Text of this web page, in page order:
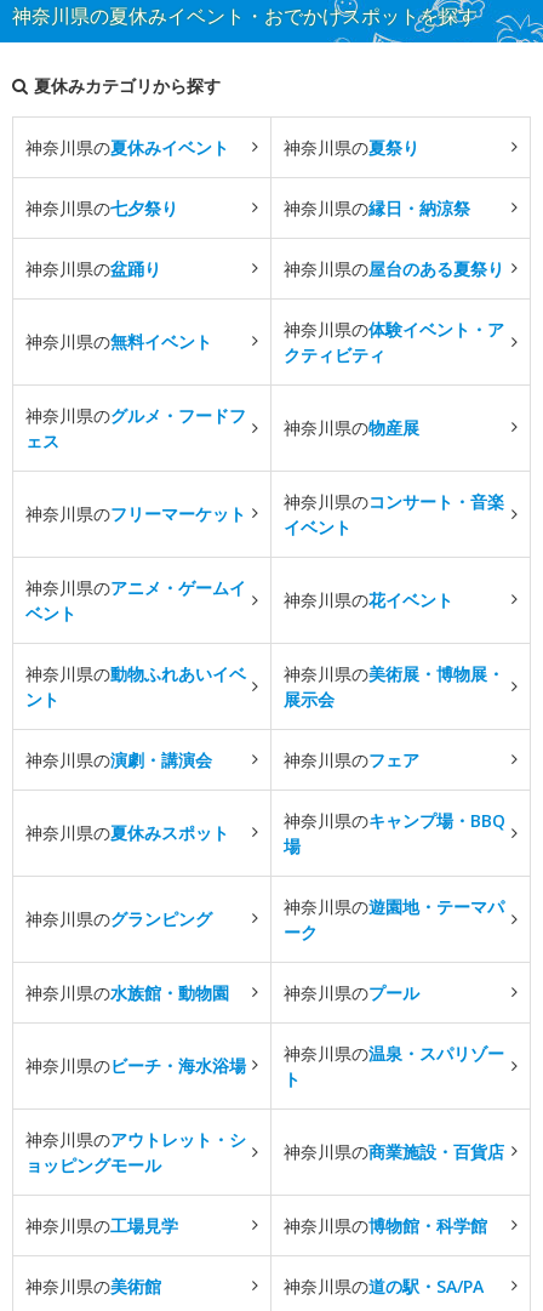
神奈川県の夏休みイベント・おでかけスポットを探す
夏休みカテゴリから探す
神奈川県の夏休みイベント 神奈川県の夏祭り
神奈川県の七夕祭り 神奈川県の縁日・納涼祭
神奈川県の盆踊り 神奈川県の屋台のある夏祭り
神奈川県の無料イベント
神奈川県の体験イベント・ア
クティビティ
神奈川県のグルメ・フードフ
ェス
神奈川県の物産展
神奈川県のフリーマーケット
神奈川県のコンサート・音楽
イベント
神奈川県のアニメ・ゲームイ
ベント
神奈川県の花イベント
神奈川県の動物ふれあいイベ
ント
神奈川県の美術展・博物展・
展示会
神奈川県の演劇・講演会 神奈川県のフェア
神奈川県の夏休みスポット
神奈川県のキャンプ場・BBQ
場
神奈川県のグランピング
神奈川県の遊園地・テーマパ
ーク
神奈川県の水族館・動物園 神奈川県のプール
神奈川県のビーチ・海水浴場
神奈川県の温泉・スパリゾー
ト
神奈川県のアウトレット・シ
ョッピングモール
神奈川県の商業施設・百貨店
神奈川県の工場見学 神奈川県の博物館・科学館
神奈川県の美術館 神奈川県の道の駅・SA/PA